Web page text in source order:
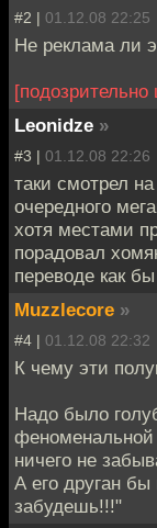
#2 | 01.12.08 22:25
Не реклама ли
Leonidze »
#3 | 01.12.08 22:26
таки смотрел
очередного
хотя местами
порадовал
переводе как
Muzzlecore »
#4 | 01.12.08 22:32
К чему эти
Надо было
феноменальной
ничего не
А его друган
забудешь!!!"